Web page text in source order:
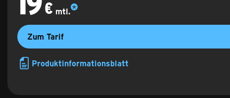
€ mtl.
Zum Tarif
Produktinformationsblatt